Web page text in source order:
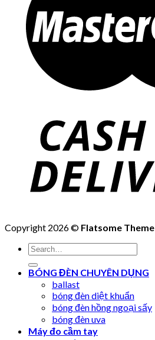
Copyright 2026 © Flatsome Theme
Search
for:
BÓNG ĐÈN CHUYÊN DỤNG
ballast
bóng đèn diệt khuẩn
bóng đèn hồng ngoại sấy
bóng đèn uva
Máy đo cầm tay